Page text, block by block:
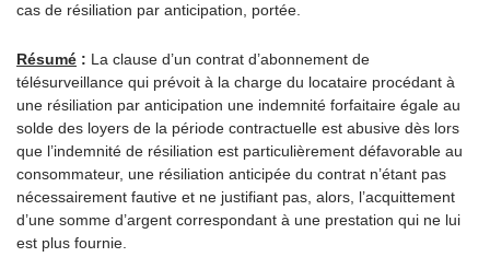
cas de résiliation par anticipation, portée.
Résumé : La clause d’un contrat d’abonnement de
télésurveillance qui prévoit à la charge du locataire procédant à
une résiliation par anticipation une indemnité forfaitaire égale au
solde des loyers de la période contractuelle est abusive dès lors
que l’indemnité de résiliation est particulièrement défavorable au
consommateur, une résiliation anticipée du contrat n’étant pas
nécessairement fautive et ne justifiant pas, alors, l’acquittement
d’une somme d’argent correspondant à une prestation qui ne lui
est plus fournie.